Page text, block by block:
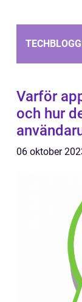
Varför
och hur
06 oktober